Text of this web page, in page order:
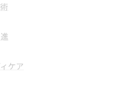
ケア